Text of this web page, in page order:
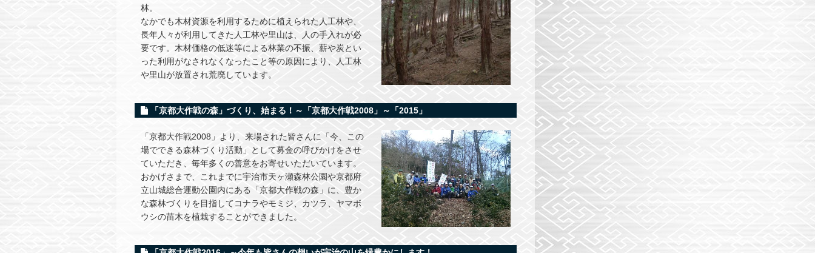
林。
なかでも木材資源を利用するために植えられた人工林や、
長年人々が利用してきた人工林や里山は、人の手入れが必
要です。木材価格の低迷等による林業の不振、薪や炭とい
った利用がなされなくなったこと等の原因により、人工林
や里山が放置され荒廃しています。
「京都大作戦の森」づくり、始まる！～「京都大作戦2008」～「2015」
「京都大作戦2008」より、来場された皆さんに「今、この
場でできる森林づくり活動」として募金の呼びかけをさせ
ていただき、毎年多くの善意をお寄せいただいています。
おかげさまで、これまでに宇治市天ヶ瀬森林公園や京都府
立山城総合運動公園内にある「京都大作戦の森」に、豊か
な森林づくりを目指してコナラやモミジ、カツラ、ヤマボ
ウシの苗木を植栽することができました。